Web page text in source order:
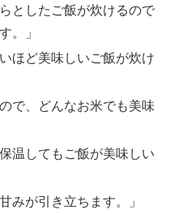
としたご飯が炊けるので
。」
ほど美味しいご飯が炊け
で、どんなお米でも美味
温してもご飯が美味しい
みが引き立ちます。」